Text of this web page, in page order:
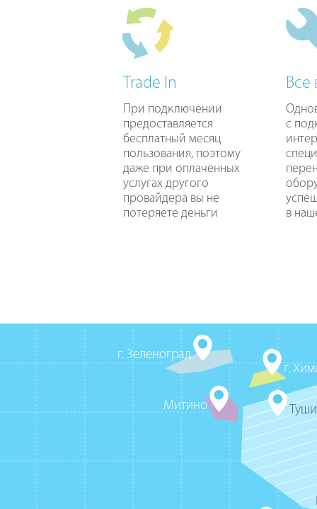
Trade In
При подключении
предоставляется
бесплатный месяц
пользования, поэтому
даже при оплаченных
услугах другого
провайдера вы не
потеряете деньги
Все
с
в
Митино
г.
г. Зеленоград